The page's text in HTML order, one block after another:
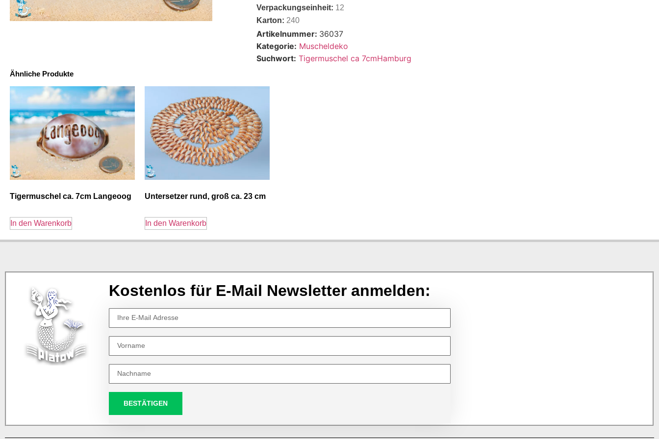
Verpackungseinheit: 12
Karton: 240
Artikelnummer: 36037
Kategorie: Muscheldeko
Suchwort: Tigermuschel ca 7cmHamburg
Ähnliche Produkte
Tigermuschel ca. 7cm Langeoog
In den Warenkorb
Untersetzer rund, groß ca. 23 cm
In den Warenkorb
Kostenlos für E-Mail Newsletter anmelden:
BESTÄTIGEN